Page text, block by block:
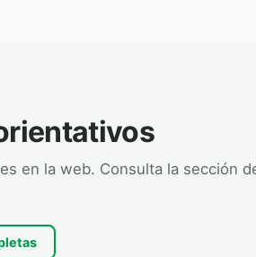
en la web. Consulta la sección